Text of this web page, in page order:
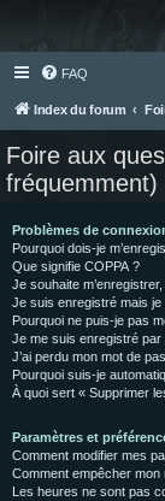
FAQ
Index du forum
Foire aux
fréquemment)
Problèmes de
Pourquoi dois-je
Que signifie COPPA ?
Je souhaite
Je suis enregistré mais
Pourquoi ne puis-je pas
Je me suis enregistré
J’ai perdu mon mot de
Pourquoi suis-je
À quoi sert « Supprimer
Paramètres et
Comment modifier mes
Comment empêcher mon
Les heures ne sont pas